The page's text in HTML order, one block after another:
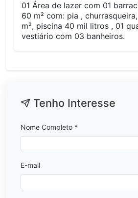
01 Área de lazer com 01
60 m² com: pia ,
m², piscina 40 mil litros , 01
vestiário com 03 banheiros.
Tenho Interesse
Nome Completo *
E-mail